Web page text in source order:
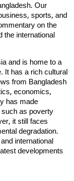
Our
sports, and
on the
the international
and is home to a
It has a rich cultural
from Bangladesh
economics,
has made
as poverty
it still faces
degradation.
international
developments